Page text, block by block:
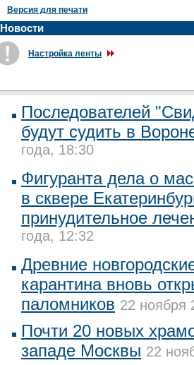
Версия для печати
Новости
Настройка ленты
Последователей
будут судить в
года, 18:30
Фигуранта дела о
в сквере
принудительное
года, 12:32
Древние
карантина вновь
паломников 22 ноября
Почти 20 новых
западе Москвы 22